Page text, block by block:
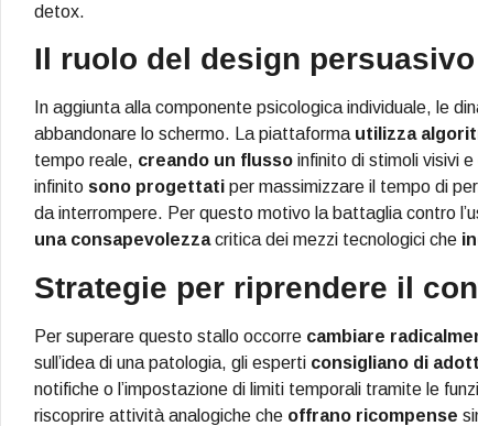
detox.
Il ruolo del design
In aggiunta alla componente psicologica individuale, le
abbandonare lo schermo. La piattaforma utilizza
tempo reale, creando un flusso infinito di stimoli visivi
infinito sono progettati per massimizzare il tempo di
da interrompere. Per questo motivo la battaglia contro
una consapevolezzacritica dei mezzi tecnologici che
Strategie per riprendere il
Per superare questo stallo occorre cambiare
sull’idea di una patologia, gli esperti consigliano di
notifiche o l’impostazione di limiti temporali tramite le
riscoprire attività analogiche che offrano ricompense